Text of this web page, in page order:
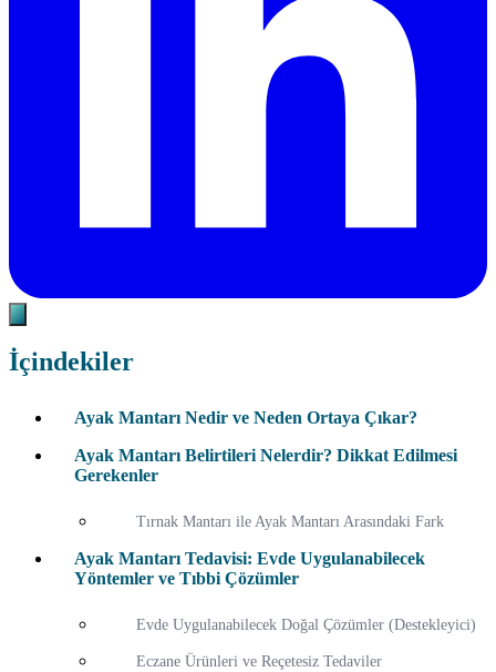
İçindekiler
Ayak Mantarı Nedir ve Neden Ortaya Çıkar?
Ayak Mantarı Belirtileri Nelerdir? Dikkat Edilmesi
Gerekenler
Tırnak Mantarı ile Ayak Mantarı Arasındaki Fark
Ayak Mantarı Tedavisi: Evde Uygulanabilecek
Yöntemler ve Tıbbi Çözümler
Evde Uygulanabilecek Doğal Çözümler (Destekleyici)
Eczane Ürünleri ve Reçetesiz Tedaviler